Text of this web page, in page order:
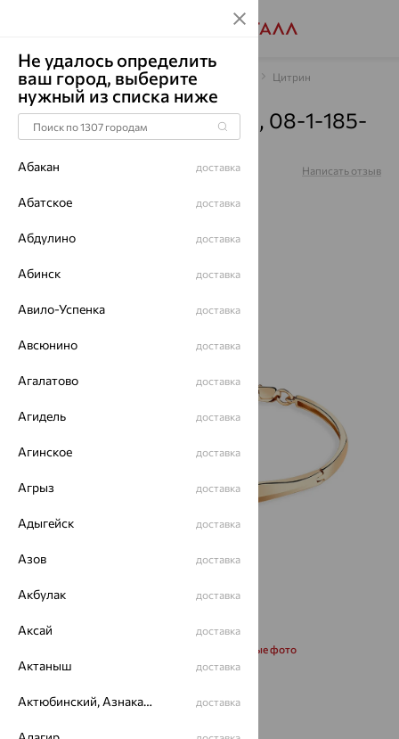
Главная Каталог Браслеты декоративные Цитрин
Браслет, золото, цитрин, 08-1-185-
1001-011
Артикул: Написать отзыв
Запросить дополнительные фото
Размеры:
Не удалось определить
ваш город, выберите
нужный из списка ниже
Абакан доставка
Абатское доставка
Абдулино доставка
Абинск доставка
Авило-Успенка доставка
Авсюнино доставка
Агалатово доставка
Агидель доставка
Агинское доставка
Агрыз доставка
Адыгейск доставка
Азов доставка
Акбулак доставка
Аксай доставка
Актаныш доставка
Актюбинский, Азнакаевский район доставка